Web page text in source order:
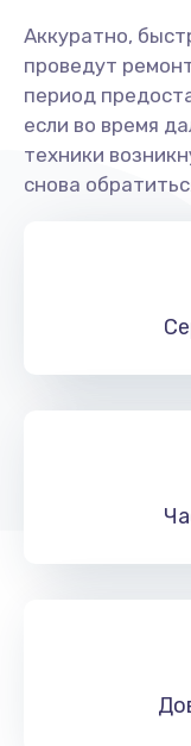
Аккуратно,
проведут
период
если во время
техники
снова